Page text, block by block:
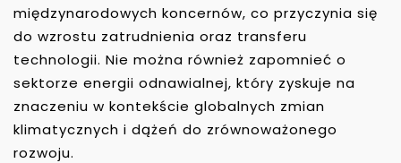
międzynarodowych koncernów, co przyczynia się
do wzrostu zatrudnienia oraz transferu
technologii. Nie można również zapomnieć o
sektorze energii odnawialnej, który zyskuje na
znaczeniu w kontekście globalnych zmian
klimatycznych i dążeń do zrównoważonego
rozwoju.